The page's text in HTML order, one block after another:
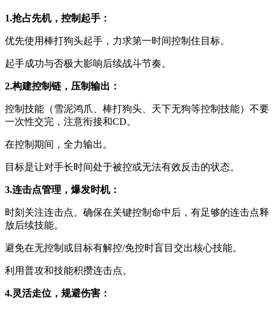
1.抢占先机，控制起手：
优先使用棒打狗头起手，力求第一时间控制住目标。
起手成功与否极大影响后续战斗节奏。
2.构建控制链，压制输出：
控制技能（雪泥鸿爪、棒打狗头、天下无狗等控制技能）不要
一次性交完，注意衔接和CD。
在控制期间，全力输出。
目标是让对手长时间处于被控或无法有效反击的状态。
3.连击点管理，爆发时机：
时刻关注连击点。确保在关键控制命中后，有足够的连击点释
放后续技能。
避免在无控制或目标有解控/免控时盲目交出核心技能。
利用普攻和技能积攒连击点。
4.灵活走位，规避伤害：